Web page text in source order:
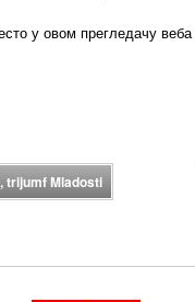
у овом прегледачу
trijumf Mladosti